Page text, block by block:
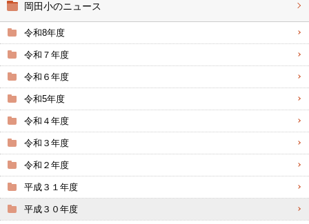
岡田小のニュース
令和8年度
令和７年度
令和６年度
令和5年度
令和４年度
令和３年度
令和２年度
平成３１年度
平成３０年度